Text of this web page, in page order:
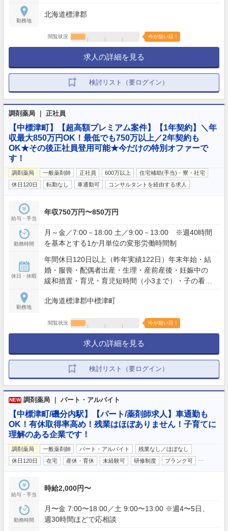
勤務地
北海道標津郡
閲覧状況 今が狙い目！
求人の詳細を見る
検討リスト（要ログイン）
調剤薬局 ｜ 正社員
【中標津町】【超高額プレミアム案件】【1年契約】＼年
収最大850万円OK！最低でも750万以上／2年契約も
OK★その後正社員登用可能★今だけの特別オファーで
す！
調剤薬局 一般薬剤師 正社員 600万以上
住宅補助(手当)・寮・社宅
休日120日
転勤なし 車通勤可 コンサルタントを経由する求人
給与・手当
年収750万円〜850万円
勤務時間
月～金／7:00－18:00 土／9:00－13:00 ※週40時間
を基本とする1か月単位の変形労働時間制
休日・休暇
年間休日120日以上（昨年実績122日）年末年始・結
婚・服喪・配偶者出産・生理・産前産後・妊娠中の
緩和措置・育児・育児短時間（小3まで）・子の看
勤務地
北海道標津郡中標津町
閲覧状況 今が狙い目！
求人の詳細を見る
検討リスト（要ログイン）
NEW 調剤薬局 ｜ パート・アルバイト
【中標津町/磯分内駅】【パート/薬剤師求人】車通勤も
OK！有休取得率高め！残業はほぼありません！子育てに
理解のある企業です！
調剤薬局 一般薬剤師 パート・アルバイト
残業なし／ほぼなし
休日120日
在宅 産休・育休 未経験可 研修制度 ブランク可
給与・手当
時給2,000円〜
勤務時間
月〜金 7:00〜18:00／土 9:00〜13:00 ※週4〜5日、
週30時間ほどで応相談